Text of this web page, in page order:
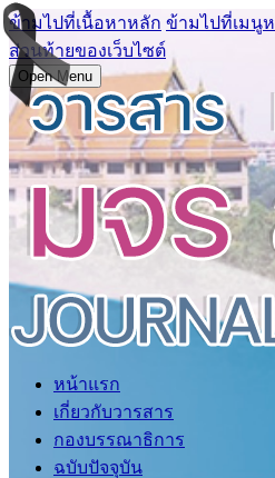
ข้ามไปที่เนื้อหาหลัก ข้ามไปที่เมนู
ส่วนท้ายของเว็บไซต์
Open Menu
หน้าแรก
เกี่ยวกับวารสาร
กองบรรณาธิการ
ฉบับปัจจุบัน